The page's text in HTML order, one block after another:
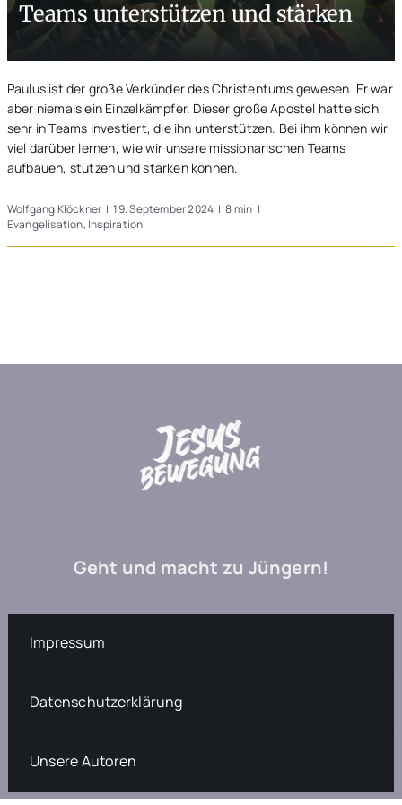
Unterwegs
Teams unterstützen und stärken
Paulus ist der große Verkünder des Christentums gewesen. Er war
aber niemals ein Einzelkämpfer. Dieser große Apostel hatte sich
sehr in Teams investiert, die ihn unterstützen. Bei ihm können wir
viel darüber lernen, wie wir unsere missionarischen Teams
aufbauen, stützen und stärken können.
Wolfgang Klöckner | 19. September 2024 | 8 min |
Evangelisation, Inspiration
Geht und macht zu Jüngern!
Impressum
Datenschutzerklärung
Unsere Autoren